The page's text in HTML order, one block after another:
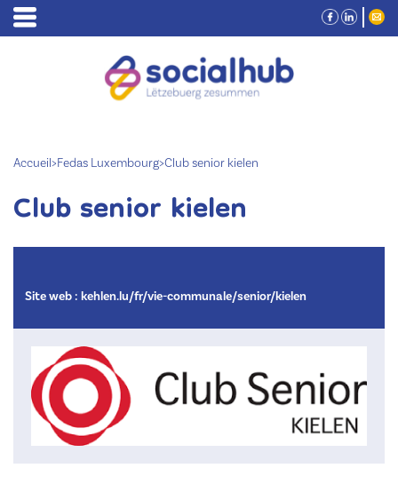
Accueil>Fedas Luxembourg>Club senior kielen
Club senior kielen
Site web : kehlen.lu/fr/vie-communale/senior/kielen